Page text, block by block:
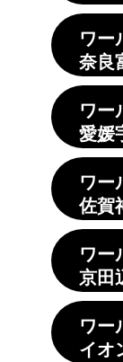
ワー
奈良
ワー
愛媛
ワー
佐賀
ワー
京田
ワー
イオ